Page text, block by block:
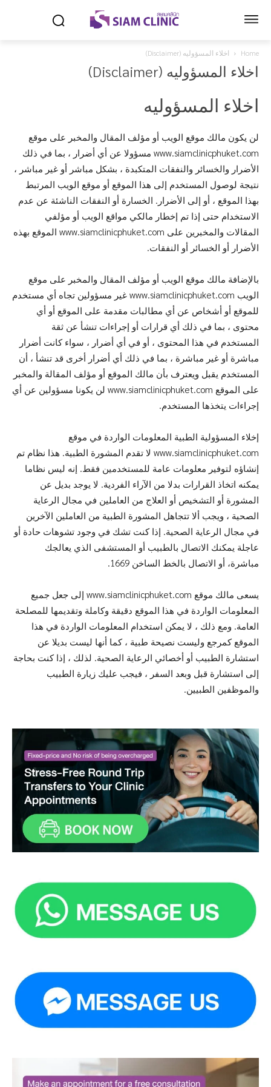
Home اخلاء المسؤوليه (Disclaimer)
اخلاء المسؤوليه (Disclaimer)
اخلاء المسؤوليه
لن يكون مالك موقع الويب أو مؤلف المقال والمخبر على موقع
www.siamclinicphuket.com مسؤولا عن أي أضرار ، بما في ذلك
الأضرار والخسائر والنفقات المتكبدة ، بشكل مباشر أو غير مباشر ،
نتيجة لوصول المستخدم إلى هذا الموقع أو موقع الويب المرتبط
بهذا الموقع ، أو إلى الأضرار. الخسارة أو النفقات الناشئة عن عدم
الاستخدام حتى إذا تم إخطار مالكي مواقع الويب أو مؤلفي
المقالات والمخبرين على www.siamclinicphuket.com الموقع بهذه
الأضرار أو الخسائر أو النفقات.
بالإضافة مالك موقع الويب أو مؤلف المقال والمخبر على موقع
الويب www.siamclinicphuket.com غير مسؤولين تجاه أي مستخدم
للموقع أو أشخاص عن أي مطالبات مقدمة على الموقع أو أي
محتوى ، بما في ذلك أي قرارات أو إجراءات تنشأ عن ثقة
المستخدم في هذا المحتوى ، أو في أي أضرار ، سواء كانت أضرار
مباشرة أو غير مباشرة ، بما في ذلك أي أضرار أخرى قد تنشأ ، أن
المستخدم يقبل ويعترف بأن مالك الموقع أو مؤلف المقالة والمخبر
على الموقع www.siamclinicphuket.com لن يكونا مسؤولين عن أي
إجراءات يتخذها المستخدم.
إخلاء المسؤولية الطبية المعلومات الواردة في موقع
www.siamclinicphuket.com لا تقدم المشورة الطبية. هذا نظام تم
إنشاؤه لتوفير معلومات عامة للمستخدمين فقط. إنه ليس نظاما
يمكنه اتخاذ القرارات بدلا من الآراء الفردية. لا يوجد بديل عن
المشورة أو التشخيص أو العلاج من العاملين في مجال الرعاية
الصحية ، ويجب ألا تتجاهل المشورة الطبية من العاملين الآخرين
في مجال الرعاية الصحية. إذا كنت تشك في وجود تشوهات حادة أو
عاجلة يمكنك الاتصال بالطبيب أو المستشفى الذي يعالجك
مباشرة، أو الاتصال بالخط الساخن 1669.
يسعى مالك موقع www.siamclinicphuket.com إلى جعل جميع
المعلومات الواردة في هذا الموقع دقيقة وكاملة وتقديمها للمصلحة
العامة. ومع ذلك ، لا يمكن استخدام المعلومات الواردة في هذا
الموقع كمرجع وليست نصيحة طبية ، كما أنها ليست بديلا عن
استشارة الطبيب أو أخصائي الرعاية الصحية. لذلك ، إذا كنت بحاجة
إلى استشارة قبل وبعد السفر ، فيجب عليك زيارة الطبيب
والموظفين الطبيين.